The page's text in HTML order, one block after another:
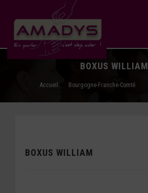
BOXUS WILLIAM
Accueil Bourgogne-Franche-Comté
BOXUS WILLIAM